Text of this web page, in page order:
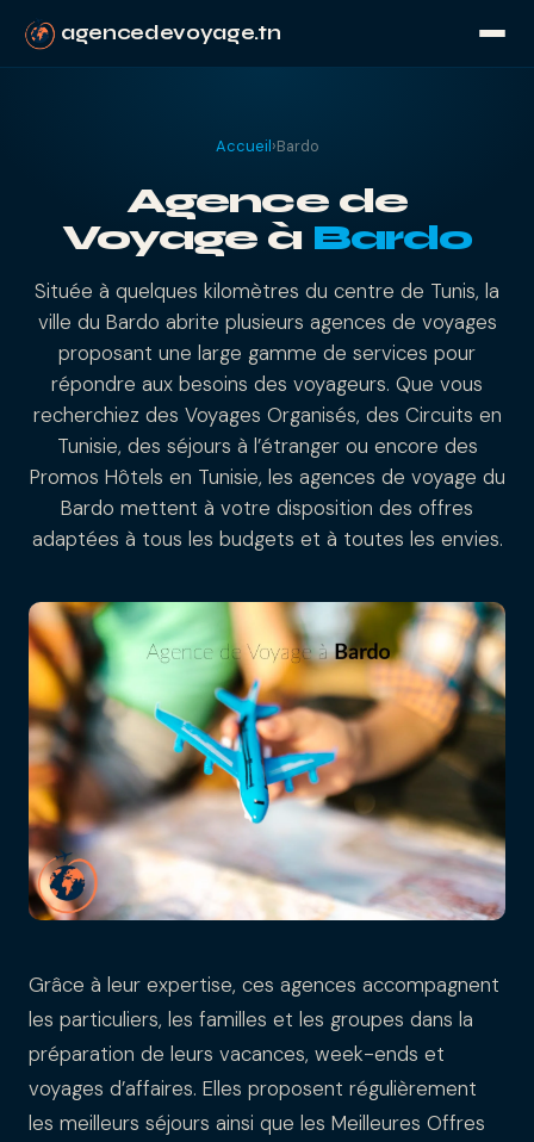
agencedevoyage.tn
Accueil›Bardo
Agence de
Voyage à Bardo
Située à quelques kilomètres du centre de Tunis, la
ville du Bardo abrite plusieurs agences de voyages
proposant une large gamme de services pour
répondre aux besoins des voyageurs. Que vous
recherchiez des Voyages Organisés, des Circuits en
Tunisie, des séjours à l’étranger ou encore des
Promos Hôtels en Tunisie, les agences de voyage du
Bardo mettent à votre disposition des offres
adaptées à tous les budgets et à toutes les envies.
Grâce à leur expertise, ces agences accompagnent
les particuliers, les familles et les groupes dans la
préparation de leurs vacances, week-ends et
voyages d’affaires. Elles proposent régulièrement
les meilleurs séjours ainsi que les Meilleures Offres